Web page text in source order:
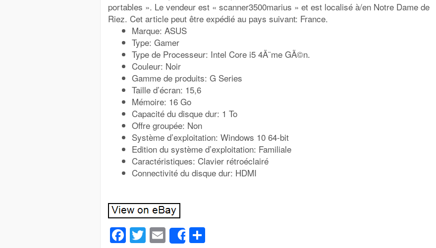
portables ». Le vendeur est « scanner3500marius » et est localisé à/en Notre Dame de
Riez. Cet article peut être expédié au pays suivant: France.
Marque: ASUS
Type: Gamer
Type de Processeur: Intel Core i5 4Ã¨me GÃ©n.
Couleur: Noir
Gamme de produits: G Series
Taille d’écran: 15,6
Mémoire: 16 Go
Capacité du disque dur: 1 To
Offre groupée: Non
Système d’exploitation: Windows 10 64-bit
Edition du système d’exploitation: Familiale
Caractéristiques: Clavier rétroéclairé
Connectivité du disque dur: HDMI
Facebook
Twitter
Email
Share